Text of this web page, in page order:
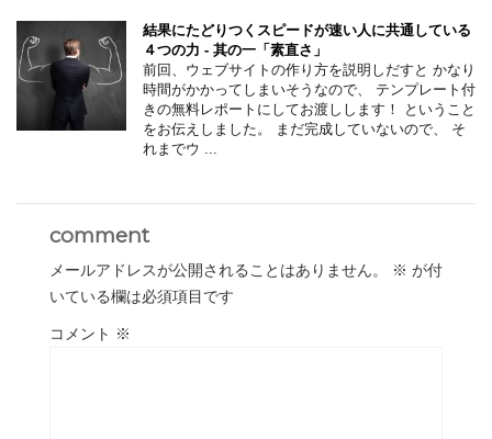
結果にたどりつくスピードが速い人に共通している
４つの力 - 其の一「素直さ」
前回、ウェブサイトの作り方を説明しだすと かなり
時間がかかってしまいそうなので、 テンプレート付
きの無料レポートにしてお渡しします！ ということ
をお伝えしました。 まだ完成していないので、 そ
れまでウ ...
comment
メールアドレスが公開されることはありません。 ※ が付
いている欄は必須項目です
コメント ※